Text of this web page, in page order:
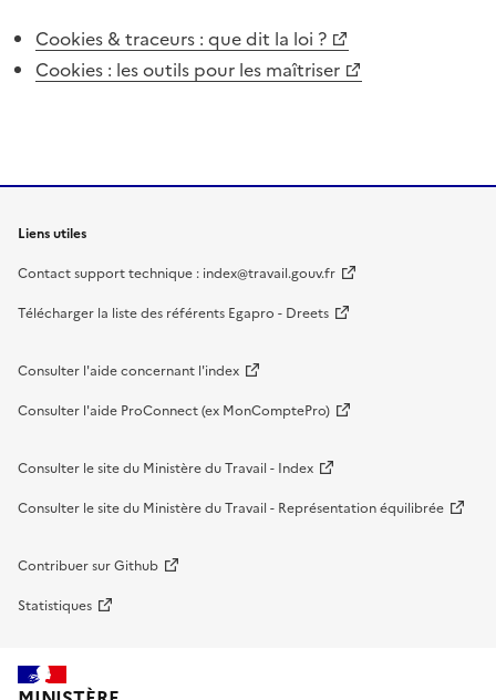
Cookies & traceurs : que dit la loi ?
Cookies : les outils pour les maîtriser
Liens utiles
Contact support technique : index@travail.gouv.fr
Télécharger la liste des référents Egapro - Dreets
Consulter l'aide concernant l'index
Consulter l'aide ProConnect (ex MonComptePro)
Consulter le site du Ministère du Travail - Index
Consulter le site du Ministère du Travail - Représentation équilibrée
Contribuer sur Github
Statistiques